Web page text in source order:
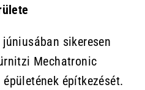
júniusában sikeresen
Mechatronic
építkezését.